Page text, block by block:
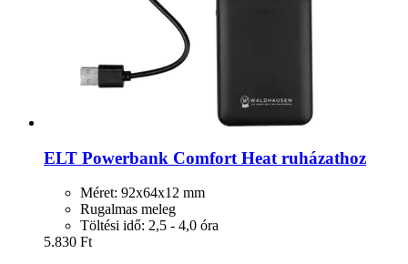
ELT Powerbank Comfort Heat ruházathoz
Méret: 92x64x12 mm
Rugalmas meleg
Töltési idő: 2,5 - 4,0 óra
5.830 Ft